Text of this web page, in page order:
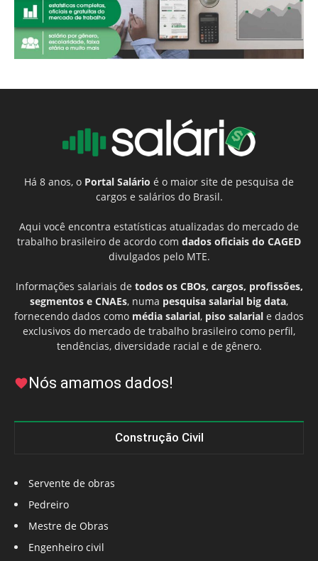
Há 8 anos, o Portal Salário é o maior site de pesquisa de
cargos e salários do Brasil.
Aqui você encontra estatísticas atualizadas do mercado de
trabalho brasileiro de acordo com dados oficiais do CAGED
divulgados pelo MTE.
Informações salariais de todos os CBOs, cargos, profissões,
segmentos e CNAEs, numa pesquisa salarial big data,
fornecendo dados como média salarial, piso salarial e dados
exclusivos do mercado de trabalho brasileiro como perfil,
tendências, diversidade racial e de gênero.
Nós amamos dados!
Construção Civil
Servente de obras
Pedreiro
Mestre de Obras
Engenheiro civil